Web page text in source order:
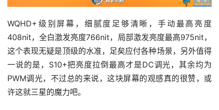
WQHD+级别屏幕，细腻度足够清晰，手动最高亮度
408nit，全白激发亮度766nit，局部激发亮度最高975nit，
这个表现无疑是顶级的水准，足矣应付各种场景，另外值得
一说的是，S10+把亮度拉倒最高才是DC调光，其余均为
PWM调光，不过总的来说，这块屏幕的观感真的很赞，或
许这就三星的魔力吧。